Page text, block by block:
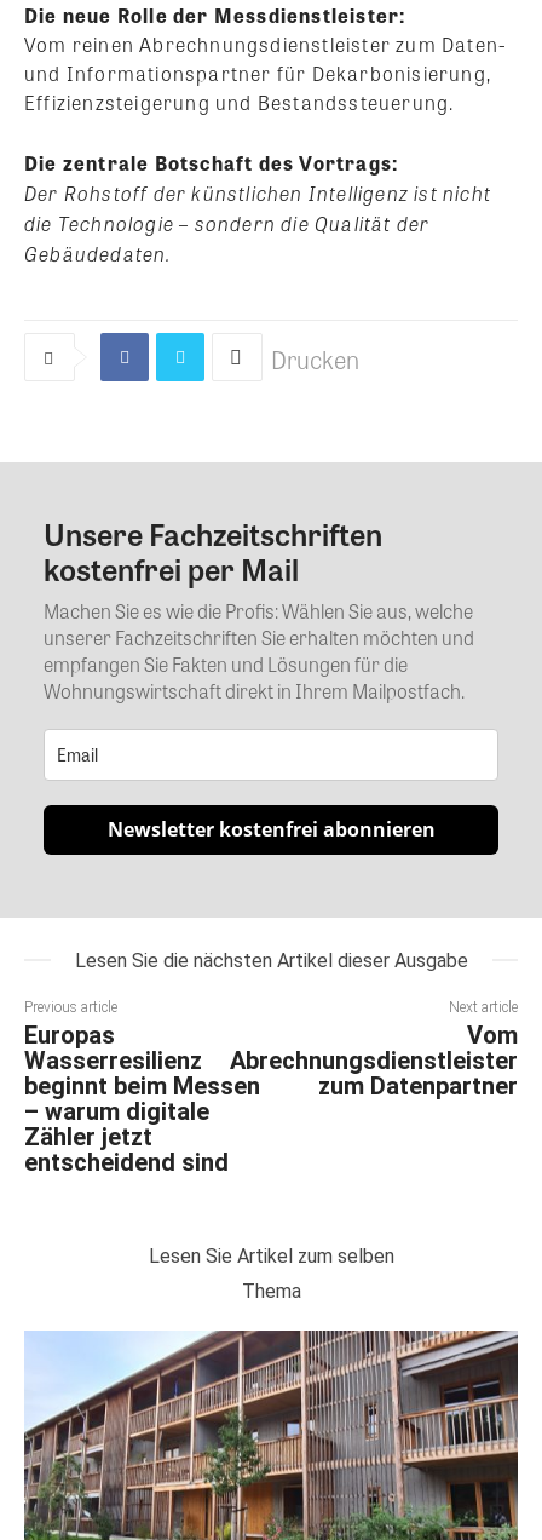
Die neue Rolle der Messdienstleister:
Vom reinen Abrechnungsdienstleister zum Daten-
und Informationspartner für Dekarbonisierung,
Effizienzsteigerung und Bestandssteuerung.
Die zentrale Botschaft des Vortrags:
Der Rohstoff der künstlichen Intelligenz ist nicht
die Technologie – sondern die Qualität der
Gebäudedaten.
Drucken
Kommentar
Unsere Fachzeitschriften
kostenfrei per Mail
Machen Sie es wie die Profis: Wählen Sie aus, welche
unserer Fachzeitschriften Sie erhalten möchten und
empfangen Sie Fakten und Lösungen für die
Wohnungswirtschaft direkt in Ihrem Mailpostfach.
Newsletter kostenfrei abonnieren
Lesen Sie die nächsten Artikel dieser Ausgabe
Previous article
Europas
Wasserresilienz
beginnt beim Messen
– warum digitale
Zähler jetzt
entscheidend sind
Next article
Vom
Abrechnungsdienstleister
zum Datenpartner
Lesen Sie Artikel zum selben
Thema